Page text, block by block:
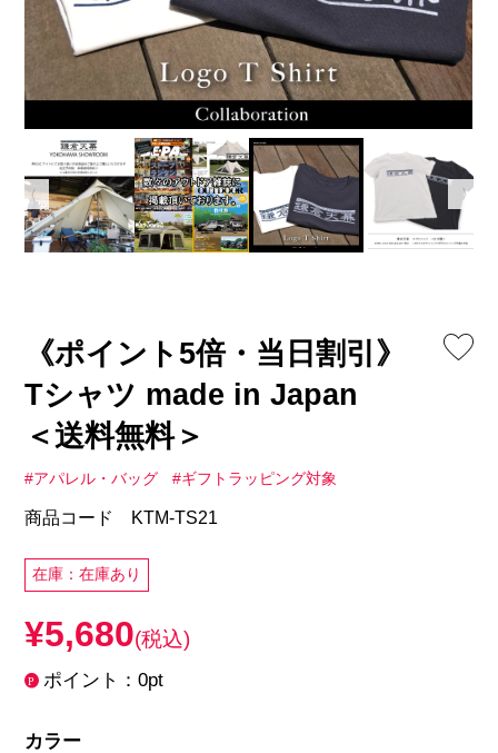
《ポイント5倍・当日割引》
Tシャツ made in Japan
＜送料無料＞
#アパレル・バッグ #ギフトラッピング対象
商品コード KTM-TS21
在庫：在庫あり
¥5,680(税込)
ポイント：0pt
カラー